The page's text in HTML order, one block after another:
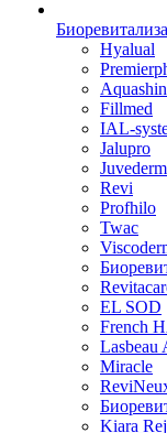
Hyalual
Fillmed
IAL-
Jalupro
Juvederm
Revi
Profhilo
Twac
EL SOD
French
Lasbeau
Miracle
Kiara